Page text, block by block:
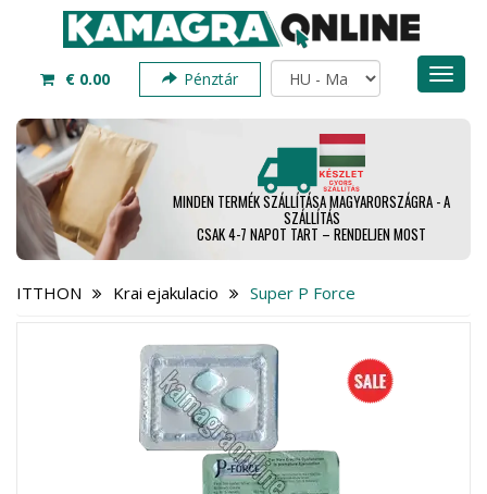
€ 0.00 Pénztár
MINDEN TERMÉK SZÁLLÍTÁSA MAGYARORSZÁGRA - A
SZÁLLÍTÁS
CSAK 4-7 NAPOT TART – RENDELJEN MOST
ITTHON Krai ejakulacio Super P Force